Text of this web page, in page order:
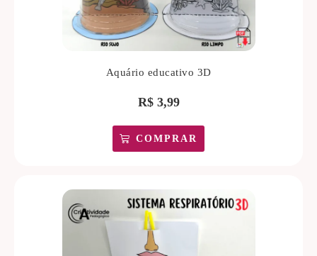
Aquário educativo 3D
R$3,99
COMPRAR